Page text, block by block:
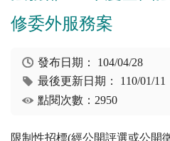
修委外服務案
發布日期： 104/04/28
最後更新日期： 110/01/11
點閱次數：2950
限制性招標(經公開評選或公開